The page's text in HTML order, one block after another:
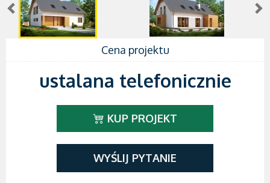
Cena projektu
ustalana telefonicznie
KUP PROJEKT
WYŚLIJ PYTANIE